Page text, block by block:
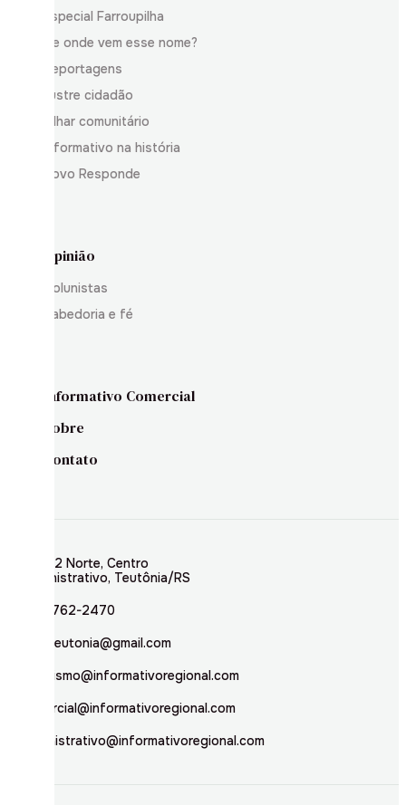
Especial Farroupilha
De onde vem esse nome?
Reportagens
Ilustre cidadão
Olhar comunitário
Informativo na história
Povo Responde
Opinião
Colunistas
Sabedoria e fé
Informativo Comercial
Sobre
Contato
Rua 02 Norte, Centro
Administrativo, Teutônia/RS
(51) 3762-2470
inforteutonia@gmail.com
jornalismo@informativoregional.com
comercial@informativoregional.com
administrativo@informativoregional.com